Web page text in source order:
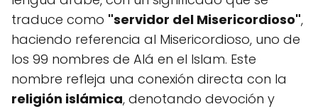
traduce como "servidor del Misericordioso",
haciendo referencia al Misericordioso, uno de
los 99 nombres de Alá en el Islam. Este
nombre refleja una conexión directa con la
religión islámica, denotando devoción y